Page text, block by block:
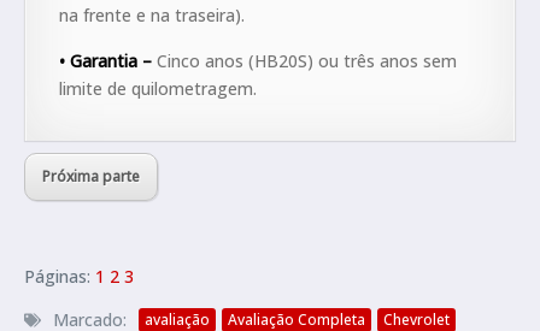
na frente e na traseira).
• Garantia – Cinco anos (HB20S) ou três anos sem
limite de quilometragem.
Próxima parte
Páginas: 1 2 3
Marcado:
avaliação Avaliação Completa
Chevrolet